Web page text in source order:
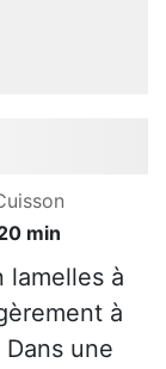
min
lamelles à
à
une